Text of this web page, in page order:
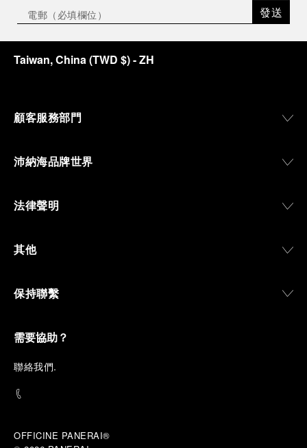
發送
Taiwan, China(TWD $)- ZH
顧客服務部門
沛納海品牌世界
法律聲明
其他
保持聯繫
需要協助？
聯絡我們.
OFFICINE PANERAI®